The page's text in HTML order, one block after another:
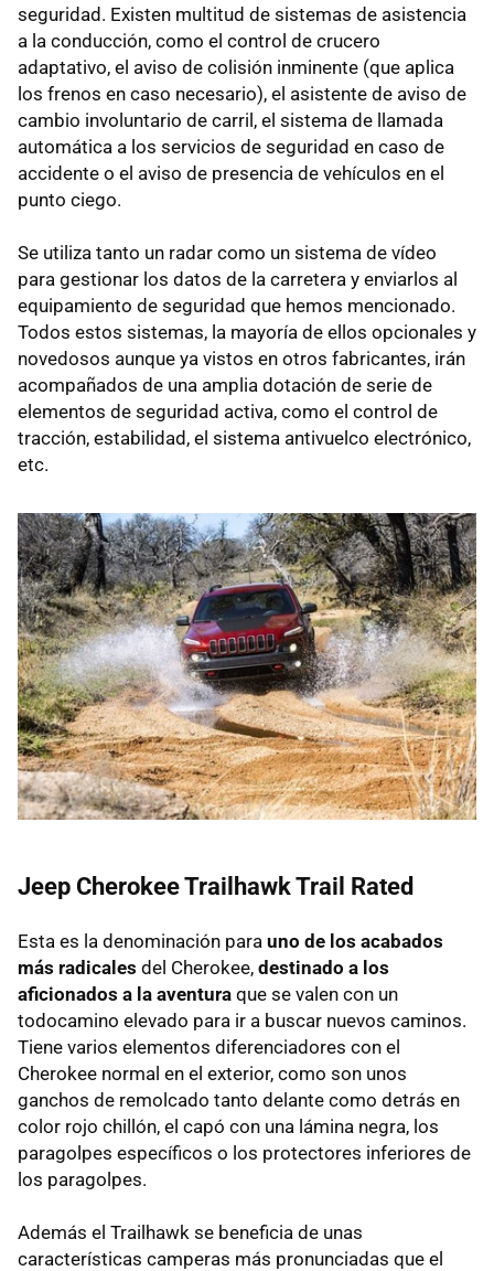
seguridad. Existen multitud de sistemas de asistencia
a la conducción, como el control de crucero
adaptativo, el aviso de colisión inminente (que aplica
los frenos en caso necesario), el asistente de aviso de
cambio involuntario de carril, el sistema de llamada
automática a los servicios de seguridad en caso de
accidente o el aviso de presencia de vehículos en el
punto ciego.
Se utiliza tanto un radar como un sistema de vídeo
para gestionar los datos de la carretera y enviarlos al
equipamiento de seguridad que hemos mencionado.
Todos estos sistemas, la mayoría de ellos opcionales y
novedosos aunque ya vistos en otros fabricantes, irán
acompañados de una amplia dotación de serie de
elementos de seguridad activa, como el control de
tracción, estabilidad, el sistema antivuelco electrónico,
etc.
Jeep Cherokee Trailhawk Trail Rated
Esta es la denominación para uno de los acabados
más radicales del Cherokee, destinado a los
aficionados a la aventura que se valen con un
todocamino elevado para ir a buscar nuevos caminos.
Tiene varios elementos diferenciadores con el
Cherokee normal en el exterior, como son unos
ganchos de remolcado tanto delante como detrás en
color rojo chillón, el capó con una lámina negra, los
paragolpes específicos o los protectores inferiores de
los paragolpes.
Además el Trailhawk se beneficia de unas
características camperas más pronunciadas que el